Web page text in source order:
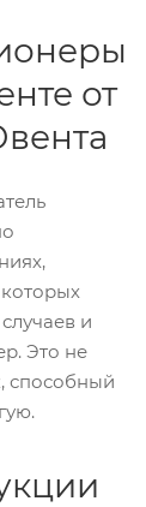
от
и
Это не
способный